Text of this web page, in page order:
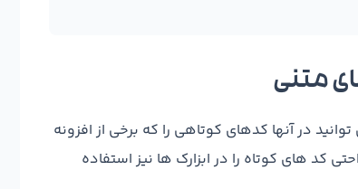
در آنها کدهای کوتاهی را که برخی از افزونه
کد های کوتاه را در ابزارک ها نیز استفاده